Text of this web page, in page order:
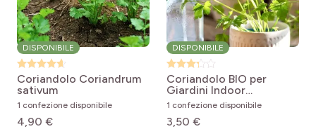
DISPONIBILE
Coriandolo Coriandrum
sativum
1 confezione disponibile
4,90 €
DISPONIBILE
Coriandolo BIO per
Giardini Indoor
Coriandrum sativum
1 confezione disponibile
3,50 €